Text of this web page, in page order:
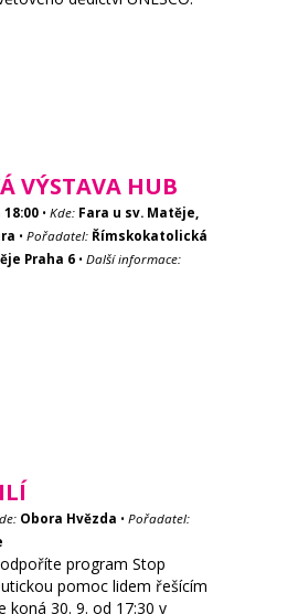
VÝSTAVA HUB
18:00 • Kde: Fara u sv. Matěje,
• Pořadatel: Římskokatolická
Praha 6 • Další informace:
Obora Hvězda • Pořadatel:
program Stop
pomoc lidem řešícím
koná 30. 9. od 17:30 v